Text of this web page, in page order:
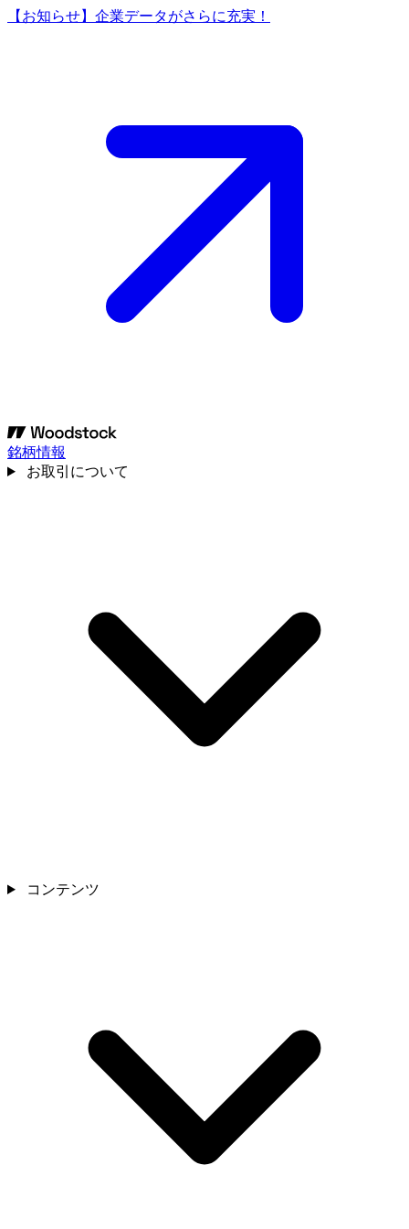
【お知らせ】企業データがさらに充実！
銘柄情報
お取引について
コンテンツ